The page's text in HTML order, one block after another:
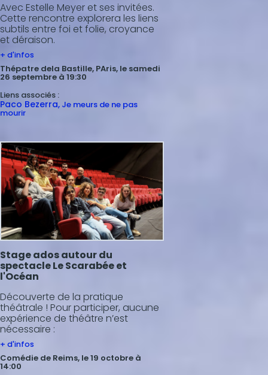
Avec Estelle Meyer et ses invitées.
Cette rencontre explorera les liens
subtils entre foi et folie, croyance
et déraison.
+ d'infos
Thépatre dela Bastille, PAris, le samedi
26 septembre à 19:30
Liens associés :
Paco Bezerra Je meurs de ne pas
mourir
Stage ados autour du
spectacle Le Scarabée et
l'Océan
Découverte de la pratique
théâtrale ! Pour participer, aucune
expérience de théâtre n’est
nécessaire :
+ d'infos
Comédie de Reims, le 19 octobre à
14:00